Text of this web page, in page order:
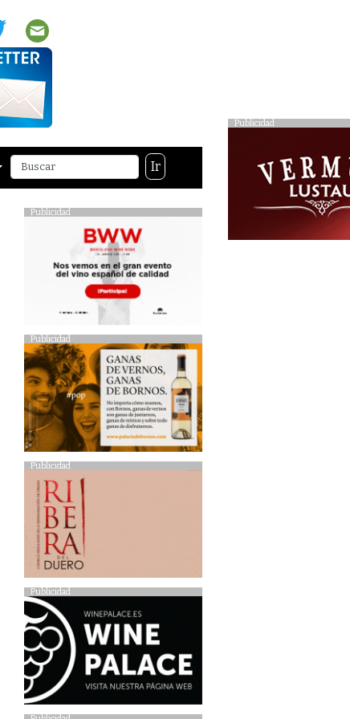
Publicidad
Ir
Publicidad
Publicidad
Publicidad
Publicidad